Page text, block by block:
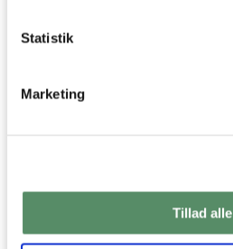
Statistik
Marketing
Tillad alle
25. august 2025 kl. 08:15